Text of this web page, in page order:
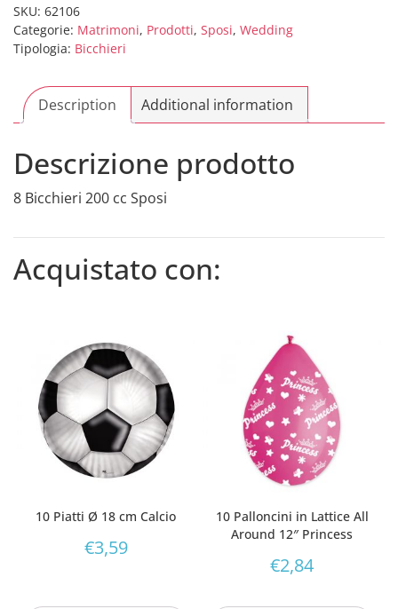
Sposi
quantity
SKU: 62106
Categorie: Matrimoni, Prodotti, Sposi, Wedding
Tipologia: Bicchieri
Description Additional information
Descrizione prodotto
8 Bicchieri 200 cc Sposi
Acquistato con:
10 Piatti Ø 18 cm Calcio
€3,59
10 Palloncini in Lattice All
Around 12″ Princess
€2,84